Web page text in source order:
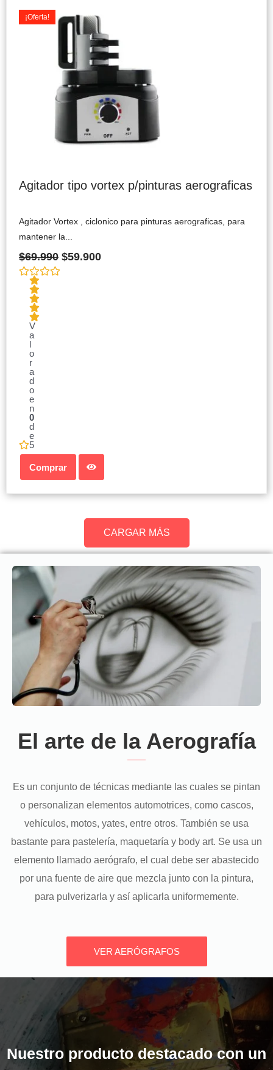
¡Oferta!
Agitador tipo vortex p/pinturas aerograficas
Agitador Vortex , ciclonico para pinturas aerograficas, para
mantener la...
$69.990
$69.990.
$59.900
$59.900.
V
a
o
r
a
d
o
e
n
0
d
e
5
Comprar
CARGAR MÁS
El arte de la Aerografía
Es un conjunto de técnicas mediante las cuales se pintan
o personalizan elementos automotrices, como cascos,
vehículos, motos, yates, entre otros. También se usa
bastante para pastelería, maquetaría y body art. Se usa un
elemento llamado aerógrafo, el cual debe ser abastecido
por una fuente de aire que mezcla junto con la pintura,
para pulverizarla y así aplicarla uniformemente.
VER AERÓGRAFOS
Nuestro producto destacado con un